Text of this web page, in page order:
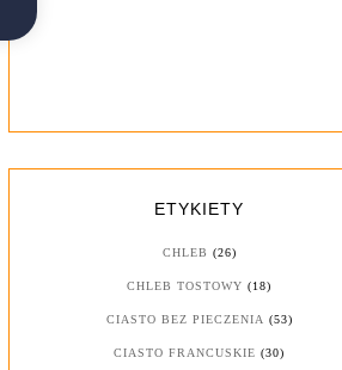
ETYKIETY
CHLEB (26)
CHLEB TOSTOWY (18)
CIASTO BEZ PIECZENIA (53)
CIASTO FRANCUSKIE (30)